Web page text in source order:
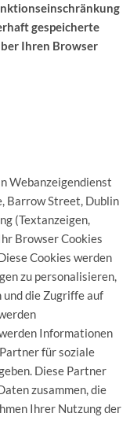
gespeicherte
Ihren Browser
Webanzeigendienst
Barrow Street, Dublin
(Textanzeigen,
Browser Cookies
Cookies werden
zu personalisieren,
die Zugriffe auf
Informationen
für soziale
Diese Partner
zusammen, die
Ihrer Nutzung der